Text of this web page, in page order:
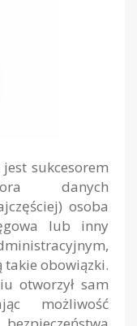
sukcesorem
danych
osoba
lub inny
takie obowiązki.
otworzył sam
możliwość